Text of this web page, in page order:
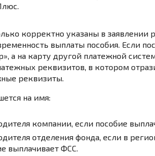
корректно указаны в
выплаты пособия. Если
а на карту другой платежной
реквизитов, в котором
реквизиты.
на имя:
компании, если пособие
отделения фонда, если в
выплачивает ФСС.